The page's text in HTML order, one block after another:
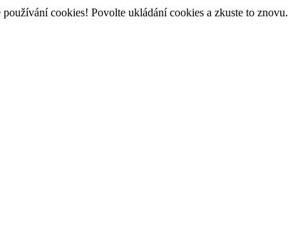
používání cookies! Povolte ukládání cookies a zkuste to znovu.